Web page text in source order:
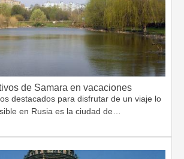
de Samara en vacaciones
destacados para disfrutar de un viaje lo
en Rusia es la ciudad de…